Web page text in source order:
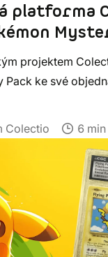
platforma
projektem
Pack ke své
Colectio 6 min